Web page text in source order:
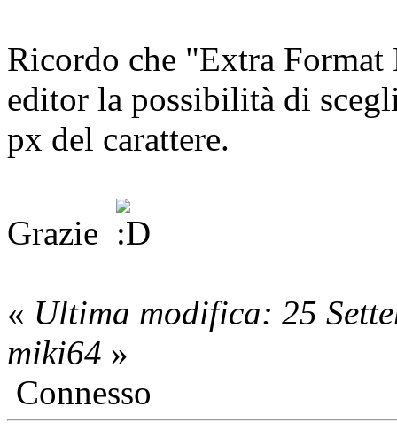
Ricordo che "Extra
editor la possibilità di
px del carattere.
Grazie
« Ultima modifica: 25
miki64 »
Connesso